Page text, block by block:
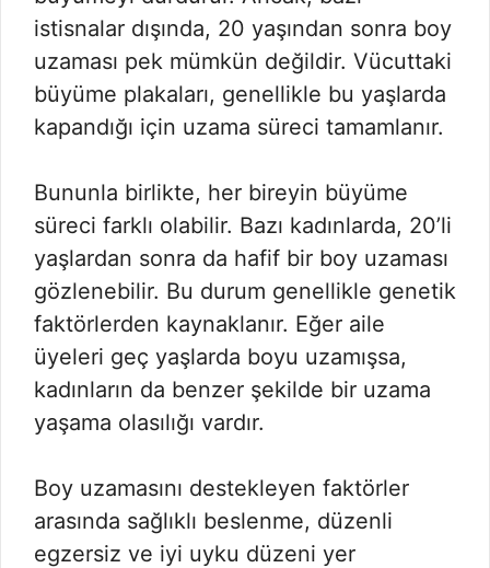
istisnalar dışında, 20 yaşından sonra boy
uzaması pek mümkün değildir. Vücuttaki
büyüme plakaları, genellikle bu yaşlarda
kapandığı için uzama süreci tamamlanır.
Bununla birlikte, her bireyin büyüme
süreci farklı olabilir. Bazı kadınlarda, 20’li
yaşlardan sonra da hafif bir boy uzaması
gözlenebilir. Bu durum genellikle genetik
faktörlerden kaynaklanır. Eğer aile
üyeleri geç yaşlarda boyu uzamışsa,
kadınların da benzer şekilde bir uzama
yaşama olasılığı vardır.
Boy uzamasını destekleyen faktörler
arasında sağlıklı beslenme, düzenli
egzersiz ve iyi uyku düzeni yer